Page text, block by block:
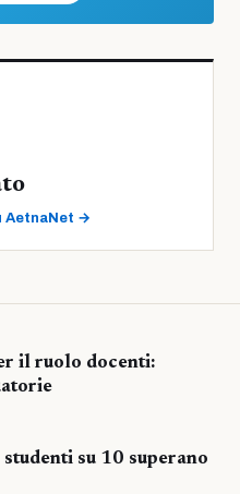
AetnaNet →
il ruolo docenti:
su 10 superano